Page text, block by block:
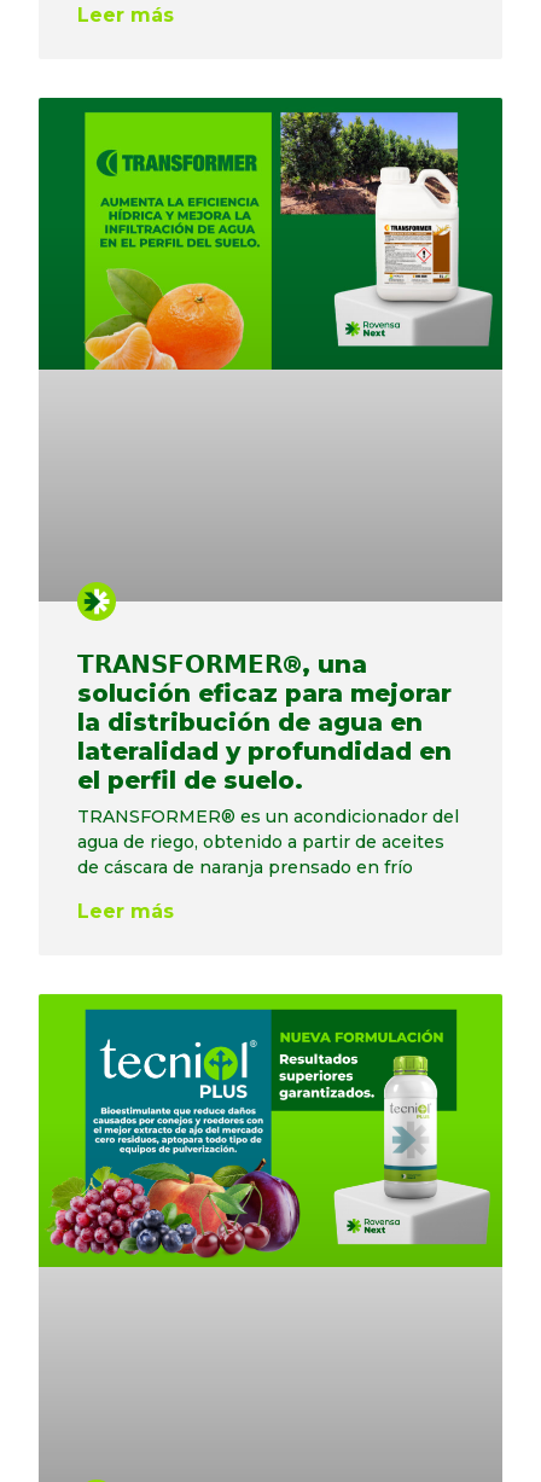
Leer más
𝗧𝗥𝗔𝗡𝗦𝗙𝗢𝗥𝗠𝗘𝗥®, una
solución eficaz para mejorar
la distribución de agua en
lateralidad y profundidad en
el perfil de suelo.
TRANSFORMER® es un acondicionador del
agua de riego, obtenido a partir de aceites
de cáscara de naranja prensado en frío
Leer más